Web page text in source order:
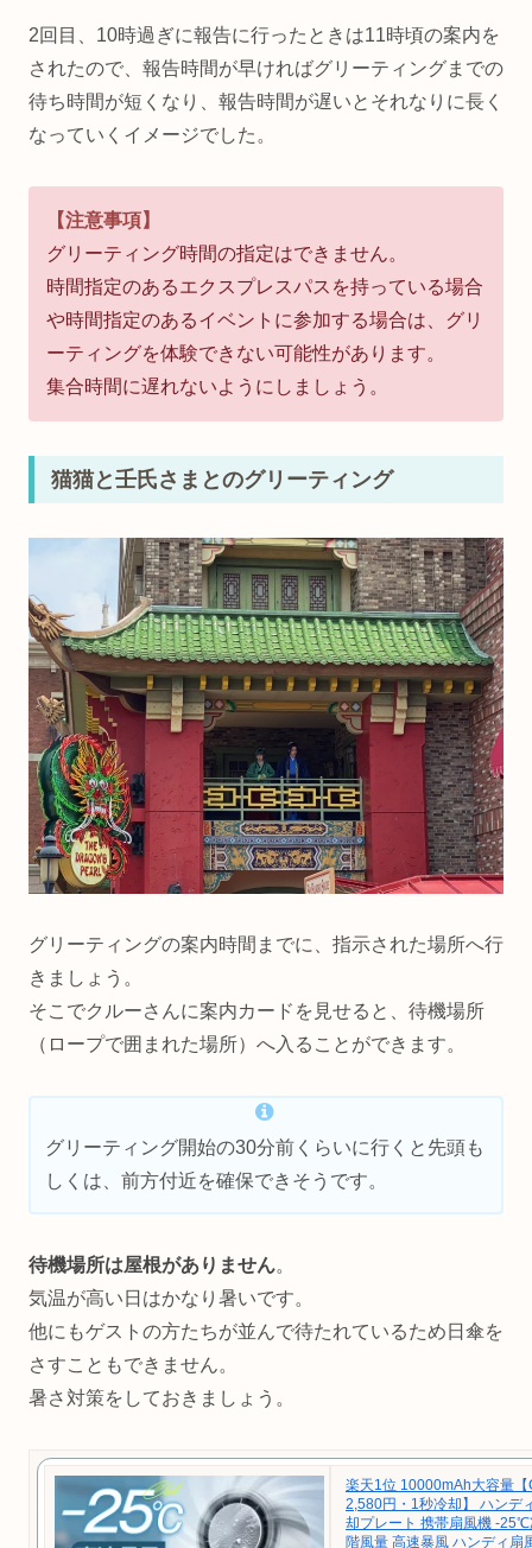
2回目、10時過ぎに報告に行ったときは11時頃の案内を
されたので、報告時間が早ければグリーティングまでの
待ち時間が短くなり、報告時間が遅いとそれなりに長く
なっていくイメージでした。
【注意事項】
グリーティング時間の指定はできません。
時間指定のあるエクスプレスパスを持っている場合
や時間指定のあるイベントに参加する場合は、グリ
ーティングを体験できない可能性があります。
集合時間に遅れないようにしましょう。
猫猫と壬氏さまとのグリーティング
グリーティングの案内時間までに、指示された場所へ行
きましょう。
そこでクルーさんに案内カードを見せると、待機場所
（ロープで囲まれた場所）へ入ることができます。
グリーティング開始の30分前くらいに行くと先頭も
しくは、前方付近を確保できそうです。
待機場所は屋根がありません。
気温が高い日はかなり暑いです。
他にもゲストの方たちが並んで待たれているため日傘を
さすこともできません。
暑さ対策をしておきましょう。
楽天1位 10000mAh大容量
2,580円・1秒冷却】 ハンデ
却プレート 携帯扇風機 -
階風量 高速暴風 ハンディ扇